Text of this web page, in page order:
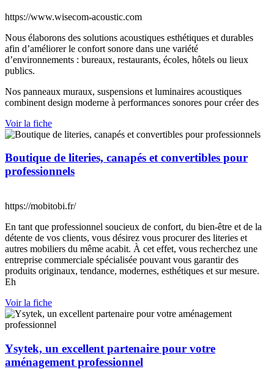
https://www.wisecom-acoustic.com
Nous élaborons des solutions acoustiques esthétiques et durables
afin d’améliorer le confort sonore dans une variété
d’environnements : bureaux, restaurants, écoles, hôtels ou lieux
publics.
Nos panneaux muraux, suspensions et luminaires acoustiques
combinent design moderne à performances sonores pour créer des
Voir la fiche
Boutique de literies, canapés et convertibles pour
professionnels
https://mobitobi.fr/
En tant que professionnel soucieux de confort, du bien-être et de la
détente de vos clients, vous désirez vous procurer des literies et
autres mobiliers du même acabit. À cet effet, vous recherchez une
entreprise commerciale spécialisée pouvant vous garantir des
produits originaux, tendance, modernes, esthétiques et sur mesure.
Eh
Voir la fiche
Ysytek, un excellent partenaire pour votre
aménagement professionnel